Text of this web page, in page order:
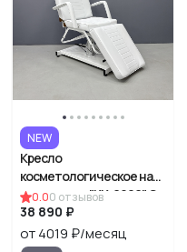
NEW
Кресло
косметологическое на
гидравлике "КК-6906" С
РУ
0.00 отзывов
38 890 ₽
от 4019 ₽/месяц